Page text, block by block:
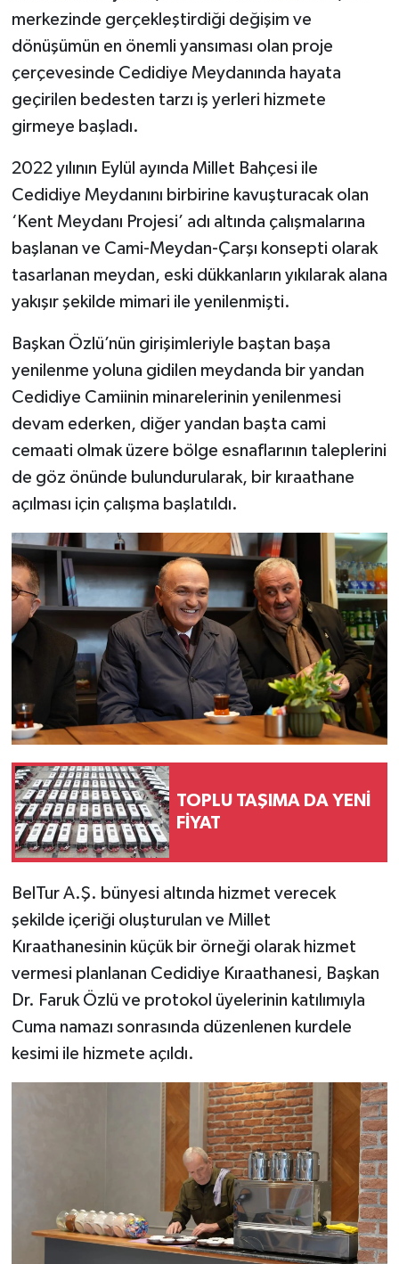
merkezinde gerçekleştirdiği değişim ve
dönüşümün en önemli yansıması olan proje
çerçevesinde Cedidiye Meydanında hayata
geçirilen bedesten tarzı iş yerleri hizmete
girmeye başladı.
2022 yılının Eylül ayında Millet Bahçesi ile
Cedidiye Meydanını birbirine kavuşturacak olan
‘Kent Meydanı Projesi’ adı altında çalışmalarına
başlanan ve Cami-Meydan-Çarşı konsepti olarak
tasarlanan meydan, eski dükkanların yıkılarak alana
yakışır şekilde mimari ile yenilenmişti.
Başkan Özlü’nün girişimleriyle baştan başa
yenilenme yoluna gidilen meydanda bir yandan
Cedidiye Camiinin minarelerinin yenilenmesi
devam ederken, diğer yandan başta cami
cemaati olmak üzere bölge esnaflarının taleplerini
de göz önünde bulundurularak, bir kıraathane
açılması için çalışma başlatıldı.
TOPLU TAŞIMA DA YENİ
FİYAT
BelTur A.Ş. bünyesi altında hizmet verecek
şekilde içeriği oluşturulan ve Millet
Kıraathanesinin küçük bir örneği olarak hizmet
vermesi planlanan Cedidiye Kıraathanesi, Başkan
Dr. Faruk Özlü ve protokol üyelerinin katılımıyla
Cuma namazı sonrasında düzenlenen kurdele
kesimi ile hizmete açıldı.